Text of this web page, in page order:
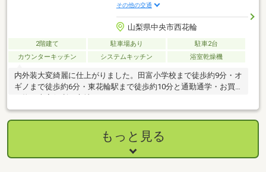
その他の交通
山梨県中央市西花輪
2階建て 駐車場あり
駐車2台
カウンターキッチン
システムキッチン 浴室乾燥機
内外装大変綺麗に仕上がりました。田富小学校まで徒歩約9分・オ
ギノまで徒歩約6分・東花輪駅まで徒歩約10分と通勤通学・お買
もっと見る